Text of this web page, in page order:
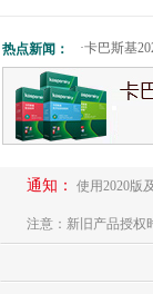
热点新闻： ·卡巴斯基
通知： 使用2020版
注意：新旧产品授权时